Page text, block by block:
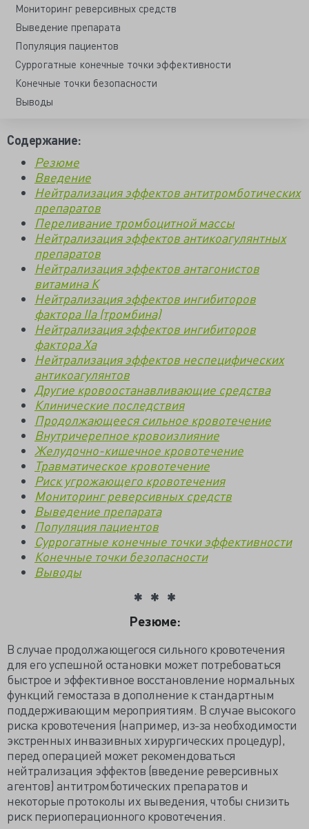
Мониторинг реверсивных средств
Выведение препарата
Популяция пациентов
Суррогатные конечные точки эффективности
Конечные точки безопасности
Выводы
Содержание:
Резюме
Введение
Нейтрализация эффектов антитромботических
препаратов
Переливание тромбоцитной массы
Нейтрализация эффектов антикоагулянтных
препаратов
Нейтрализация эффектов антагонистов
витамина К
Нейтрализация эффектов ингибиторов
фактора IIa (тромбина)
Нейтрализация эффектов ингибиторов
фактора Ха
Нейтрализация эффектов неспецифических
антикоагулянтов
Другие кровоостанавливающие средства
Клинические последствия
Продолжающееся сильное кровотечение
Внутричерепное кровоизлияние
Желудочно-кишечное кровотечение
Травматическое кровотечение
Риск угрожающего кровотечения
Мониторинг реверсивных средств
Выведение препарата
Популяция пациентов
Суррогатные конечные точки эффективности
Конечные точки безопасности
Выводы
Резюме:
В случае продолжающегося сильного кровотечения
для его успешной остановки может потребоваться
быстрое и эффективное восстановление нормальных
функций гемостаза в дополнение к стандартным
поддерживающим мероприятиям. В случае высокого
риска кровотечения (например, из-за необходимости
экстренных инвазивных хирургических процедур),
перед операцией может рекомендоваться
нейтрализация эффектов (введение реверсивных
агентов) антитромботических препаратов и
некоторые протоколы их выведения, чтобы снизить
риск периоперационного кровотечения.